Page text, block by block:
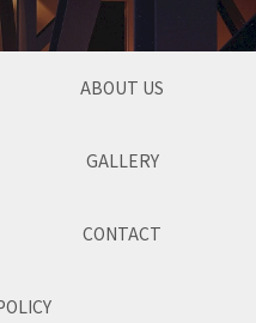
ABOUT US
GALLERY
CONTACT